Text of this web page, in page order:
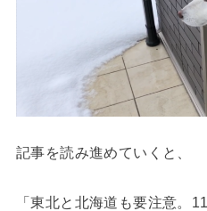
記事を読み進めていくと、
「東北と北海道も要注意。